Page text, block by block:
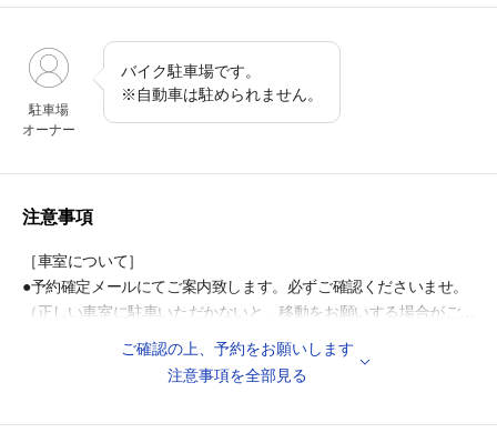
・東蒲田二郵便局 徒歩4分
・大林寺 徒歩8分
・蒲田八幡神社 徒歩11分
・東邦大学医療センター大森病院 徒歩12分
◎周辺教育施設
・北糀谷幼稚園 徒歩8分
・大田区立東蒲中学校 徒歩9分
・蒲田保育専門学校ふぞく北糀谷保育園 徒歩10分
・大田区立蒲田小学校 徒歩10分
・大田区立南蒲小学校 徒歩12分
駐車場
オーナー
バイク駐車場です。
※自動車は駐められません。
注意事項
［車室について］
●予約確定メールにてご案内致します。必ずご確認くださいませ。
（正しい車室に駐車いただかないと、移動をお願いする場合がござ
ご確認の上、予約をお願いします
注意事項を全部見る